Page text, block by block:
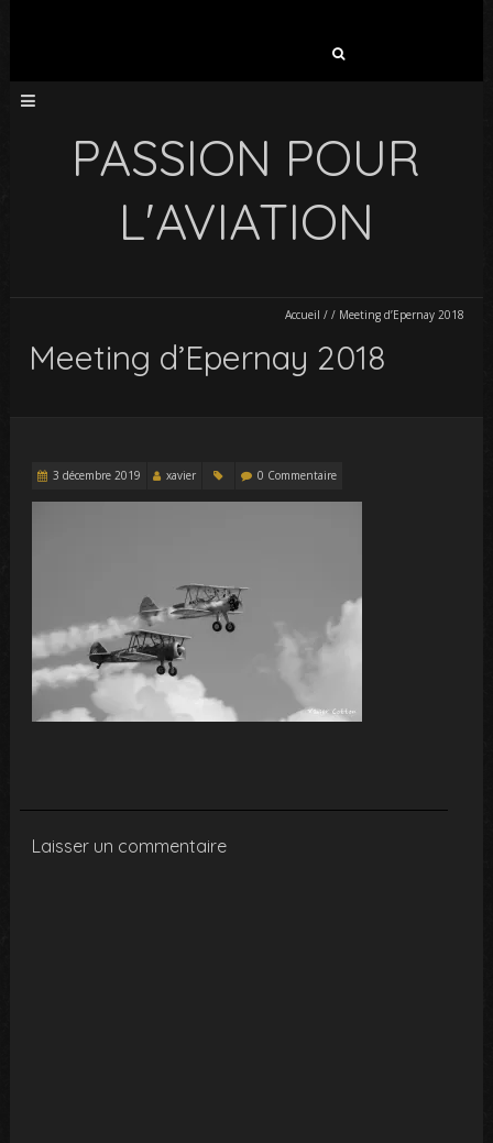
PASSION POUR
L'AVIATION
Accueil / / Meeting d’Epernay 2018
Meeting d’Epernay 2018
3 décembre 2019 xavier 0 Commentaire
Laisser un commentaire